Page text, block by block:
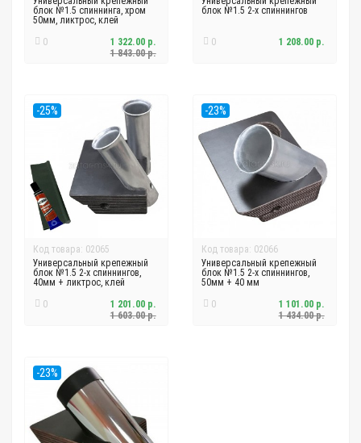
блок №1.5 спиннинга, хром
50мм, ликтрос, клей
0
1 843.00 р.
1 322.00 р.
блок №1.5 2-х спиннингов
0 1 208.00 р.
-25%
Код товара: 02065
Универсальный крепежный
блок №1.5 2-х спиннингов,
40мм + ликтрос, клей
0
1 603.00 р.
1 201.00 р.
-23%
Код товара: 02066
Универсальный крепежный
блок №1.5 2-х спиннингов,
50мм + 40 мм
0
1 434.00 р.
1 101.00 р.
-23%